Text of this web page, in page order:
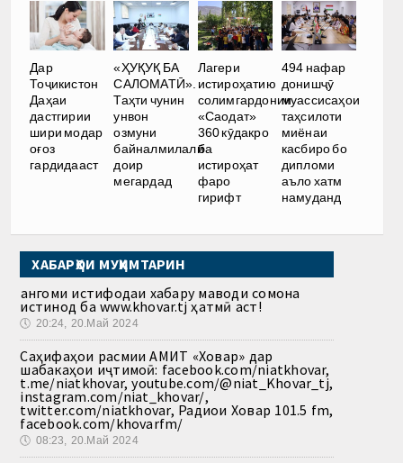
Дар
Тоҷикистон
Даҳаи
дастгирии
шири модар
оғоз
гардидааст
«ҲУҚУҚ БА
САЛОМАТӢ».
Таҳти чунин
унвон
озмуни
байналмилалӣ
доир
мегардад
Лагери
истироҳатию
солимгардонии
«Саодат»
360 кӯдакро
ба
истироҳат
фаро
гирифт
494 нафар
донишҷӯ
муассисаҳои
таҳсилоти
миёнаи
касбиро бо
дипломи
аъло хатм
намуданд
ХАБАРҲОИ МУҲИМТАРИН
Ҳангоми истифодаи хабару маводи сомона
истинод ба www.khovar.tj ҳатмӣ аст!
🕔 20:24, 20.Май 2024
Саҳифаҳои расмии АМИТ «Ховар» дар
шабакаҳои иҷтимоӣ: facebook.com/niatkhovar,
t.me/niatkhovar, youtube.com/@niat_Khovar_tj,
instagram.com/niat_khovar/,
twitter.com/niatkhovar, Радиои Ховар 101.5 fm,
facebook.com/khovarfm/
🕔 08:23, 20.Май 2024